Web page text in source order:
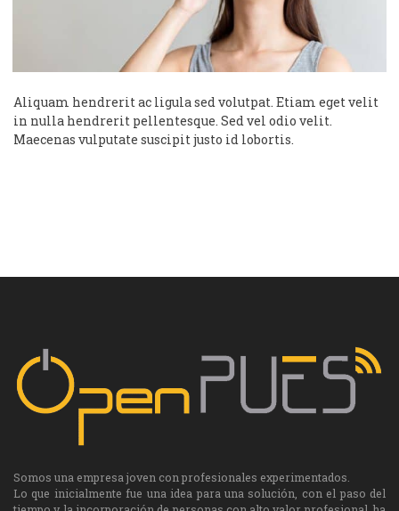
Aliquam hendrerit ac ligula sed volutpat. Etiam eget velit
in nulla hendrerit pellentesque. Sed vel odio velit.
Maecenas vulputate suscipit justo id lobortis.
Somos una empresa joven con profesionales experimentados.
Lo que inicialmente fue una idea para una solución, con el paso del